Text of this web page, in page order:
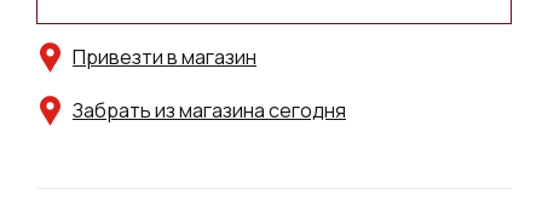
Привезти в магазин
Забрать из магазина сегодня